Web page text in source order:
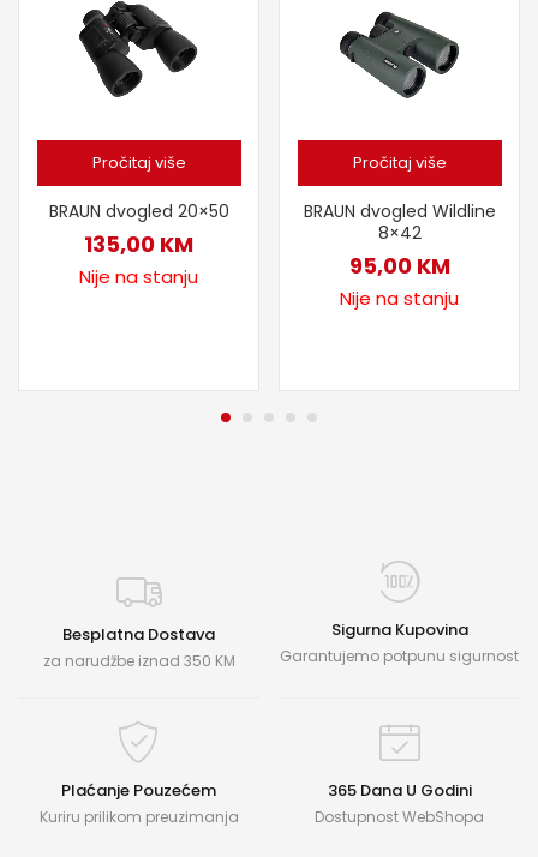
Pročitaj više
BRAUN dvogled 20×50
135,00 KM
Nije na stanju
Pročitaj više
BRAUN dvogled Wildline
8×42
95,00 KM
Nije na stanju
Besplatna Dostava
za narudžbe iznad 350 KM
Sigurna Kupovina
Garantujemo potpunu sigurnost
Plaćanje Pouzećem
Kuriru prilikom preuzimanja
365 Dana U Godini
Dostupnost WebShopa